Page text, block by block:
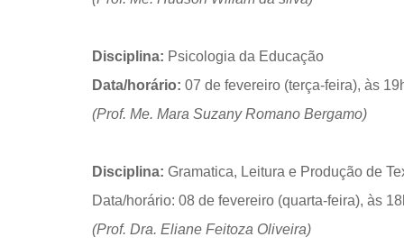
Disciplina: Psicologia da Educação
Data/horário: 07 de fevereiro (terça-feira), às
(Prof. Me. Mara Suzany Romano Bergamo)
Disciplina: Gramatica, Leitura e Produção de
Data/horário: 08 de fevereiro (quarta-feira), às
(Prof. Dra. Eliane Feitoza Oliveira)